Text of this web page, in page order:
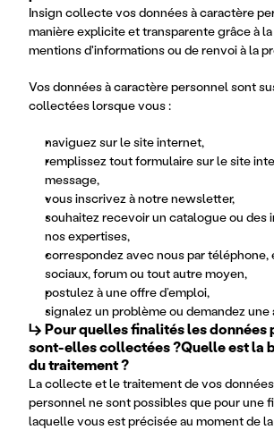
Insign collecte vos données à caractère
manière explicite et transparente grâce à
mentions d'informations ou de renvoi à la
Vos données à caractère personnel sont
collectées lorsque vous :
naviguez sur le site internet,
remplissez tout formulaire sur le site
message,
vous inscrivez à notre newsletter,
souhaitez recevoir un catalogue ou des
nos expertises,
correspondez avec nous par téléphone,
sociaux, forum ou tout autre moyen,
postulez à une offre d’emploi,
signalez un problème ou demandez une
↳ Pour quelles finalités les données
sont-elles collectées ?Quelle est la
du traitement ?
La collecte et le traitement de vos
personnel ne sont possibles que pour une
laquelle vous est précisée au moment de